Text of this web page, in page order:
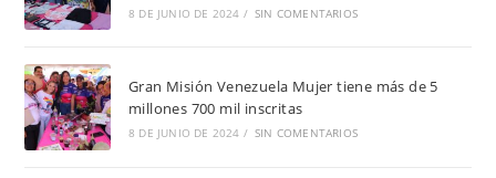
8 DE JUNIO DE 2024 / SIN COMENTARIOS
Gran Misión Venezuela Mujer tiene más de 5
millones 700 mil inscritas
8 DE JUNIO DE 2024 / SIN COMENTARIOS